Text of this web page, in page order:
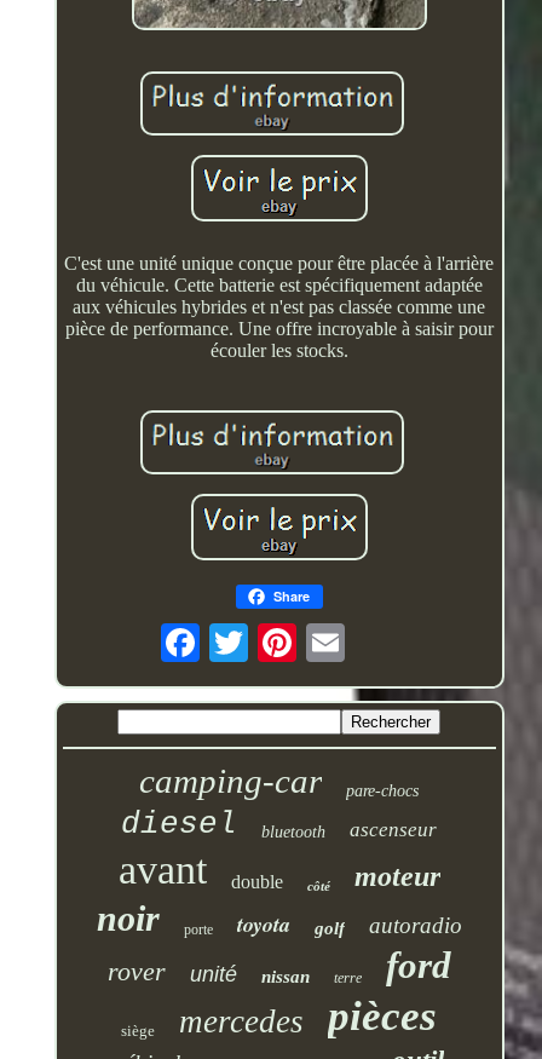
C'est une unité unique conçue pour être placée à l'arrière
du véhicule. Cette batterie est spécifiquement adaptée
aux véhicules hybrides et n'est pas classée comme une
pièce de performance. Une offre incroyable à saisir pour
écouler les stocks.
Share
camping-car pare-chocs
diesel bluetooth ascenseur
avant double côté moteur
noir porte toyota golf autoradio
rover unité nissan terre ford
siège mercedes pièces